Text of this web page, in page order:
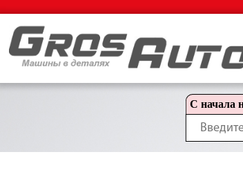
С начала